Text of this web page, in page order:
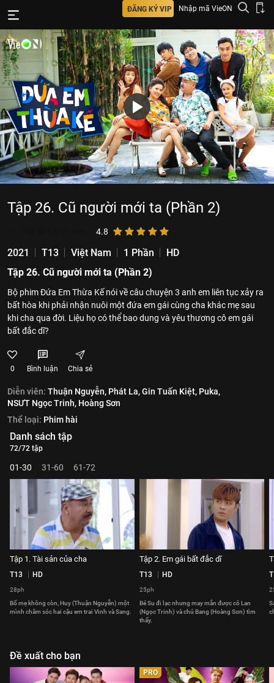
ĐĂNG KÝ VIP Nhập mã VieON
Tập 26. Cũ người mới ta (Phần 2)
4.8
2021 T13 Việt Nam 1 Phần
HD
Tập 26. Cũ người mới ta (Phần 2)
Bộ phim Đứa Em Thừa Kế nói về câu chuyện 3 anh em liên tục xảy ra
bất hòa khi phải nhận nuôi một đứa em gái cùng cha khác mẹ sau
khi cha qua đời. Liệu họ có thể bao dung và yêu thương cô em gái
bất đắc dĩ?
0 Bình luận Chia sẻ
Diễn viên: Thuận Nguyễn, Phát La,Gin Tuấn Kiệt, Puka,
NSƯT Ngọc Trinh, Hoàng Sơn
Thể loại: Phim hài
Danh sách tập
72/72 tập
01-30 31-60 61-72
Tập 1. Tài sản của cha
T13 HD
28ph
Bố mẹ không còn, Huy (Thuận Nguyễn) một
mình chăm sóc hai cậu em trai Vinh và Sang.
Tập 2. Em gái bất đắc dĩ
T13 HD
25ph
Bé Su đi lạc nhưng may mắn được cô Lan
(Ngọc Trinh) và chú Bang (Hoàng Sơn) tìm
thấy.
Đề xuất cho bạn
PRO